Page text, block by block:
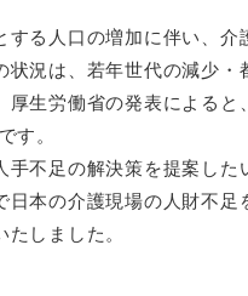
る人口の増加に伴い、介
況は、若年世代の減少・
生労働省の発表によると
す。
不足の解決策を提案した
本の介護現場の人財不足
しました。